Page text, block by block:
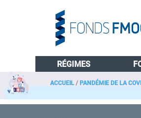
RÉGIMES
ACCUEIL/PANDÉMIE DE LA